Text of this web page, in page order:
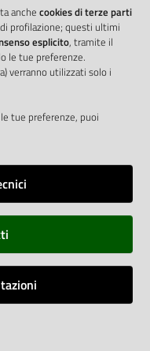
anche cookies di terze parti
profilazione; questi ultimi
esplicito, tramite il
le tue preferenze.
verranno utilizzati solo i
tue preferenze, puoi